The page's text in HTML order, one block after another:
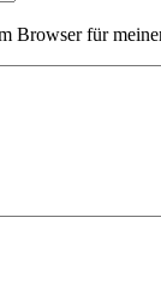
Browser für